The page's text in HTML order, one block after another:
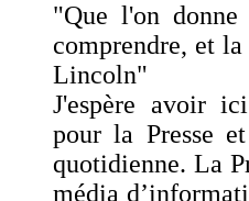
"Que l'on
comprendre, et
Lincoln"
J'espère avoir
pour la Presse
quotidienne. La
média